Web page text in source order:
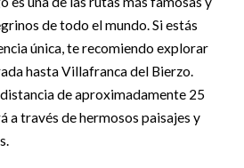
de todo el mundo. Si estás
única, te recomiendo explorar
hasta Villafranca del Bierzo.
de aproximadamente 25
a través de hermosos paisajes y